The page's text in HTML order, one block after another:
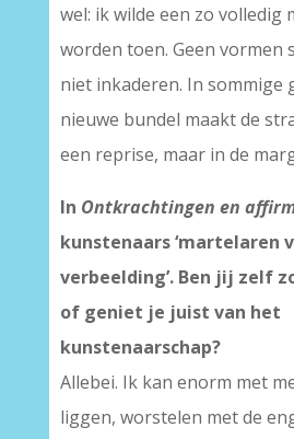
wel: ik wilde een zo volledig
worden toen. Geen vormen
niet inkaderen. In sommige
nieuwe bundel maakt de
een reprise, maar in de
In Ontkrachtingen en
kunstenaars ‘martelaren
verbeelding’. Ben jij zelf
of geniet je juist van het
kunstenaarschap?
Allebei. Ik kan enorm met
liggen, worstelen met de